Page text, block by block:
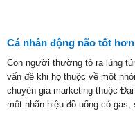
Cá nhân động não tốt
Con người thường tỏ ra lúng
vấn đề khi họ thuộc về một
chuyên gia marketing thuộc
một nhãn hiệu đồ uống có gas,